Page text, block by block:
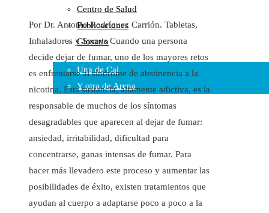
Cara Oscura Sanidad
Humor
Cal y Arena
Una de Cal
Y otra de Arena
Noticias Sanitarias
Enlaces
Newsletter
Centro de Salud
Publicaciones
Glosario
Por Dr. Antonio Rodríguez Carrión. Tabletas,
Inhaladores y Sprays Cuando una persona
decide dejar de fumar, uno de los mayores retos
es enfrentarse al síndrome de abstinencia a la
nicotina. Esta sustancia, altamente adictiva, es la
responsable de muchos de los síntomas
desagradables que aparecen al dejar de fumar:
ansiedad, irritabilidad, dificultad para
concentrarse, ganas intensas de fumar. Para
hacer más llevadero este proceso y aumentar las
posibilidades de éxito, existen tratamientos que
ayudan al cuerpo a adaptarse poco a poco a la